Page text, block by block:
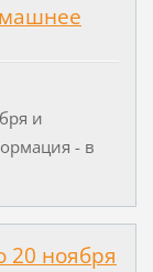
и
- в
20 ноября